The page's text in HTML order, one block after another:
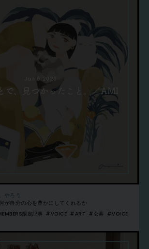
Jan 6.2020
で、見つかったこと。／AMI
やろう
が自分の心を豊かにしてくれるか
限定記事 #VOICE #ART #公募 #VOICE